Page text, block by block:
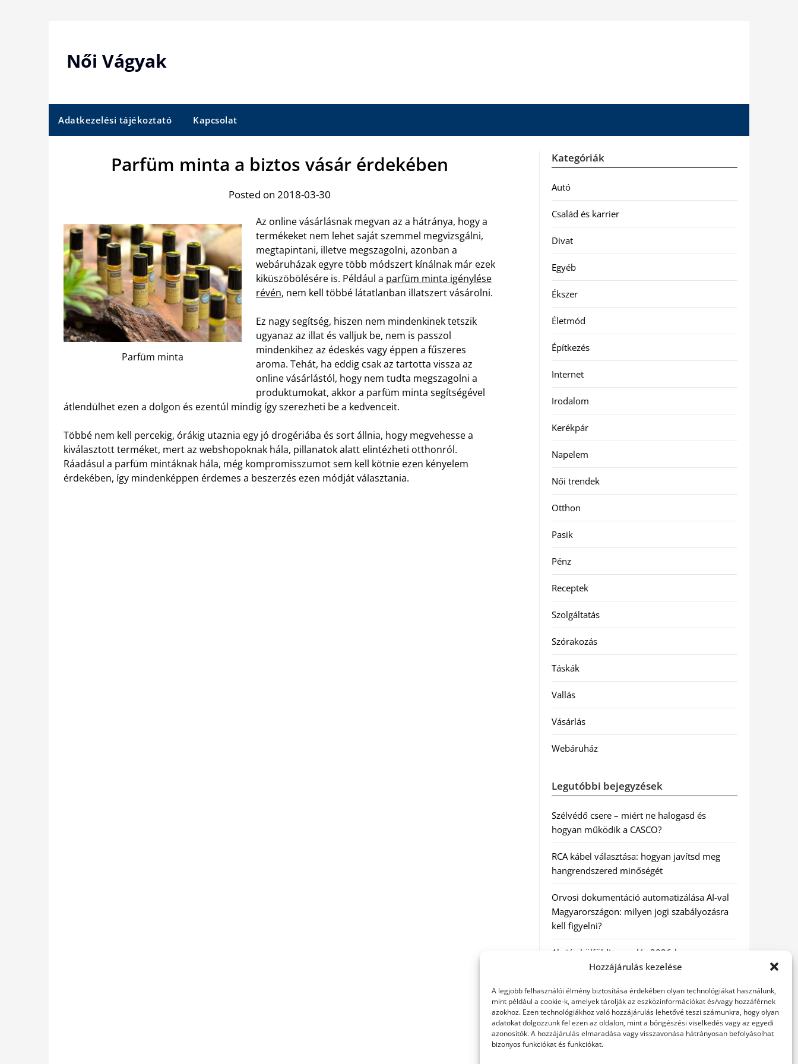
Hozzájárulás kezelése
A legjobb felhasználói élmény biztosítása érdekében olyan technológiákat használunk,
mint például a cookie-k, amelyek tárolják az eszközinformációkat és/vagy hozzáférnek
azokhoz. Ezen technológiákhoz való hozzájárulás lehetővé teszi számunkra, hogy olyan
adatokat dolgozzunk fel ezen az oldalon, mint a böngészési viselkedés vagy az egyedi
azonosítók. A hozzájárulás elmaradása vagy visszavonása hátrányosan befolyásolhat
bizonyos funkciókat és funkciókat.
Női Vágyak
Adatkezelési tájékoztató Kapcsolat
Parfüm minta a biztos vásár érdekében
Posted on 2018-03-30
Parfüm minta
Az online vásárlásnak megvan az a hátránya, hogy a
termékeket nem lehet saját szemmel megvizsgálni,
megtapintani, illetve megszagolni, azonban a
webáruházak egyre több módszert kínálnak már ezek
kiküszöbölésére is. Például a parfüm minta igénylése
révén, nem kell többé látatlanban illatszert vásárolni.
Ez nagy segítség, hiszen nem mindenkinek tetszik
ugyanaz az illat és valljuk be, nem is passzol
mindenkihez az édeskés vagy éppen a fűszeres
aroma. Tehát, ha eddig csak az tartotta vissza az
online vásárlástól, hogy nem tudta megszagolni a
produktumokat, akkor a parfüm minta segítségével
átlendülhet ezen a dolgon és ezentúl mindig így szerezheti be a kedvenceit.
Többé nem kell percekig, órákig utaznia egy jó drogériába és sort állnia, hogy megvehesse a
kiválasztott terméket, mert az webshopoknak hála, pillanatok alatt elintézheti otthonról.
Ráadásul a parfüm mintáknak hála, még kompromisszumot sem kell kötnie ezen kényelem
érdekében, így mindenképpen érdemes a beszerzés ezen módját választania.
Kategóriák
Autó
Család és karrier
Divat
Egyéb
Ékszer
Életmód
Építkezés
Internet
Irodalom
Kerékpár
Napelem
Női trendek
Otthon
Pasik
Pénz
Receptek
Szolgáltatás
Szórakozás
Táskák
Vallás
Vásárlás
Webáruház
Legutóbbi bejegyzések
Szélvédő csere – miért ne halogasd és
hogyan működik a CASCO?
RCA kábel választása: hogyan javítsd meg
hangrendszered minőségét
Orvosi dokumentáció automatizálása AI-val
Magyarországon: milyen jogi szabályozásra
kell figyelni?
Akciós külföldi nyaralás 2026-ban
előfoglalással: mit ellenőrizz az ár mellett?
A Kassai Irodaház modern munkakörnyezetet
biztosít
KERESÉS: